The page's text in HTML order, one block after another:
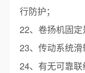
行防护；
22、卷扬机固定
23、传动系统滑
24、有无可靠联